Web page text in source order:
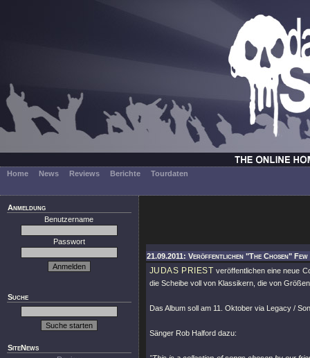
Home News Reviews Berichte Tourdaten
Anmeldung
Benutzername
Passwort
Suche
SiteNews
21.09.2011: Veröffentlichen "The Chosen"
JUDAS PRIEST veröffentlichen eine neue
die Scheibe voll von Klassikern, die von
Das Album soll am 11. Oktober via Legacy /
Sänger Rob Halford dazu: